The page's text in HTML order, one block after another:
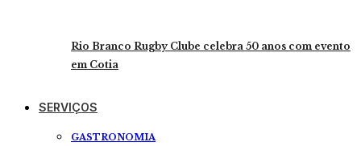
Rio Branco Rugby Clube celebra 50 anos com evento
em Cotia
SERVIÇOS
GASTRONOMIA